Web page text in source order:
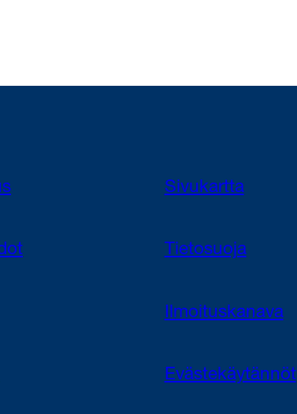
Sivukartta
Tietosuoja
Ilmoituskanava
Evästekäytännöt